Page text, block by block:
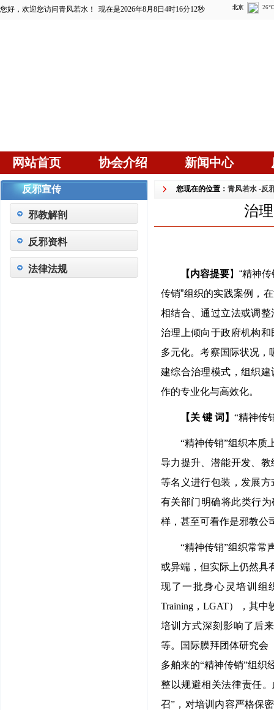
您好，欢迎您访问青风若水！ 现在是2026年8月8日4时16分13秒
网站首页 协会介绍 新闻中心
反邪宣传
邪教解剖
反邪资料
法律法规
您现在的位置： 青风若水 -反
治
【内容提要】“精神
传销”组织的实践案例，
相结合、通过立法或调
治理上倾向于政府机构
多元化。考察国际状况，
建综合治理模式，组织
作的专业化与高效化。
【关 键 词】 “精神传
“精神传销”组织本质
导力提升、潜能开发、
等名义进行包装，发展
有关部门明确将此类行
样，甚至可看作是邪教公
“精神传销”组织常常
或异端，但实际上仍然具
现了一批身心灵培训组
Training，LGAT），其中
培训方式深刻影响了后
等。国际膜拜团体研究会
多舶来的“精神传销”组织
整以规避相关法律责任
召”，对培训内容严格保